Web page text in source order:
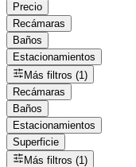
Precio
Recámaras
Baños
Estacionamientos
Más filtros (1)
Recámaras
Baños
Estacionamientos
Superficie
Más filtros (1)